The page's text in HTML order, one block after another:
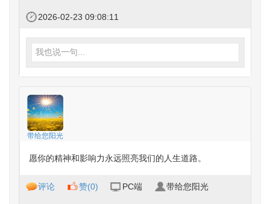
2026-02-23 09:08:11
我也说一句...
带给您阳光
愿你的精神和影响力永远照亮我们的人生道路。
评论 赞(0) PC端 带给您阳光